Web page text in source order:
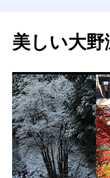
美しい大